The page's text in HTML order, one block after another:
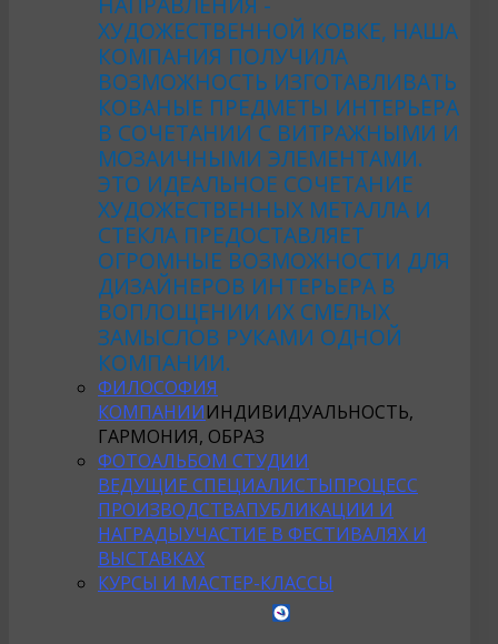
ХУДОЖЕСТВЕННОЙ КОВКЕ, НАША
КОМПАНИЯ ПОЛУЧИЛА
ВОЗМОЖНОСТЬ ИЗГОТАВЛИВАТЬ
КОВАНЫЕ ПРЕДМЕТЫ ИНТЕРЬЕРА
В СОЧЕТАНИИ С ВИТРАЖНЫМИ И
МОЗАИЧНЫМИ ЭЛЕМЕНТАМИ.
ЭТО ИДЕАЛЬНОЕ СОЧЕТАНИЕ
ХУДОЖЕСТВЕННЫХ МЕТАЛЛА И
СТЕКЛА ПРЕДОСТАВЛЯЕТ
ОГРОМНЫЕ ВОЗМОЖНОСТИ ДЛЯ
ДИЗАЙНЕРОВ ИНТЕРЬЕРА В
ВОПЛОЩЕНИИ ИХ СМЕЛЫХ
ЗАМЫСЛОВ РУКАМИ ОДНОЙ
КОМПАНИИ.
ФИЛОСОФИЯ
КОМПАНИИИНДИВИДУАЛЬНОСТЬ,
ГАРМОНИЯ, ОБРАЗ
ФОТОАЛЬБОМ СТУДИИ
ВЕДУЩИЕ СПЕЦИАЛИСТЫПРОЦЕСС
ПРОИЗВОДСТВАПУБЛИКАЦИИ И
НАГРАДЫУЧАСТИЕ В ФЕСТИВАЛЯХ И
ВЫСТАВКАХ
КУРСЫ И МАСТЕР-КЛАССЫ